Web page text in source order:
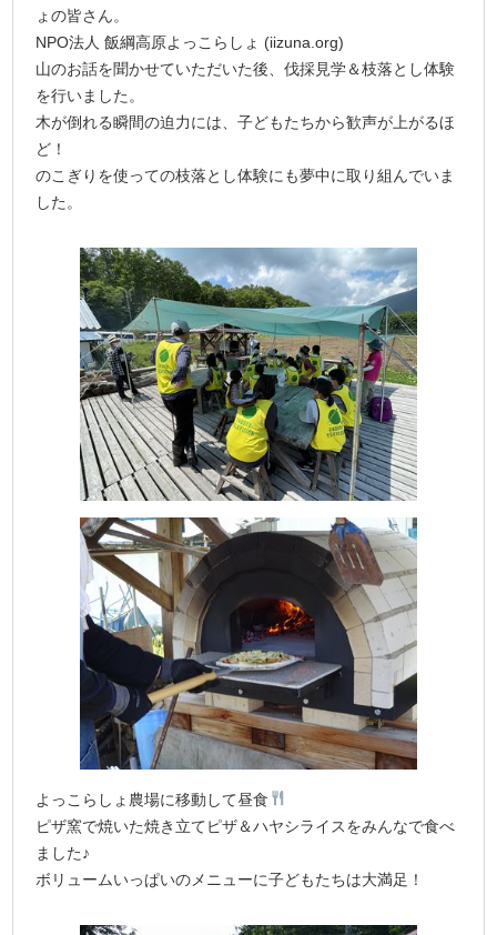
ょの皆さん。
NPO法人 飯綱高原よっこらしょ (iizuna.org)
山のお話を聞かせていただいた後、伐採見学＆枝落とし体験
を行いました。
木が倒れる瞬間の迫力には、子どもたちから歓声が上がるほ
ど！
のこぎりを使っての枝落とし体験にも夢中に取り組んでいま
した。
よっこらしょ農場に移動して昼食
ピザ窯で焼いた焼き立てピザ＆ハヤシライスをみんなで食べ
ました♪
ボリュームいっぱいのメニューに子どもたちは大満足！